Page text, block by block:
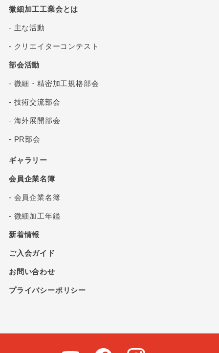
微細加工工業会とは
- 主な活動
- クリエイターコンテスト
部会活動
- 微細・精密加工規格部会
- 技術交流部会
- 海外展開部会
- PR部会
ギャラリー
会員企業名簿
- 会員企業名簿
- 微細加工年鑑
新着情報
ご入会ガイド
お問い合わせ
プライバシーポリシー